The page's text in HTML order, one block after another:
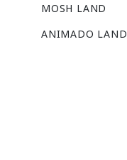
MOSH LAND
ANIMADO LAND